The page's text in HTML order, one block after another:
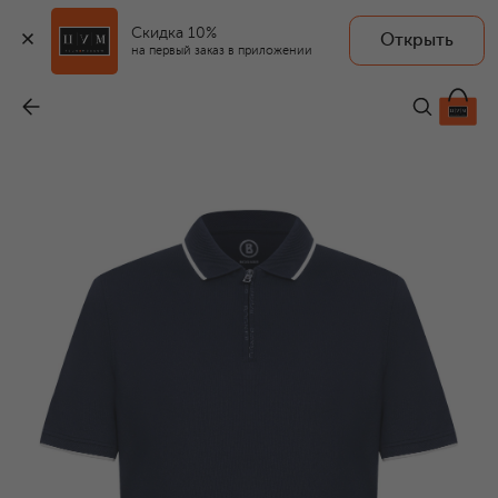
Скидка 10%
на первый заказ в приложении
Открыть